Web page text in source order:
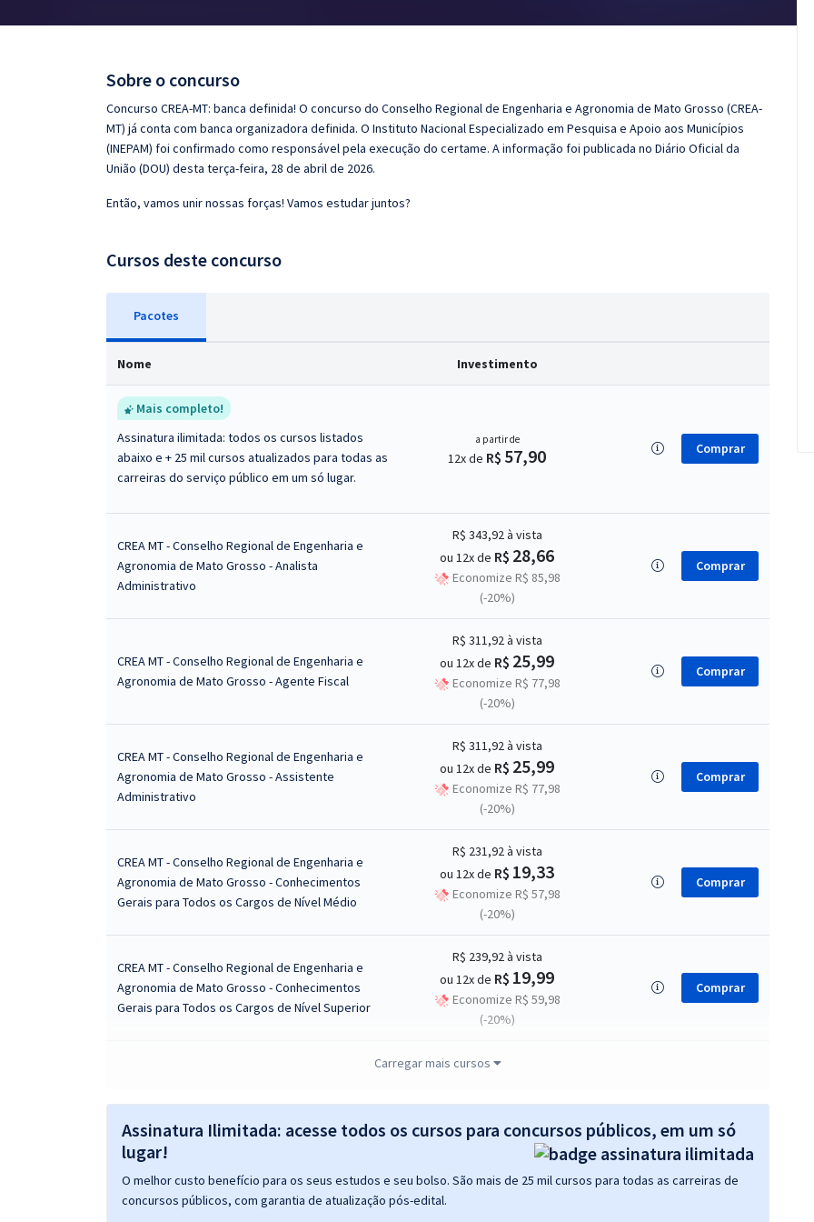
Sobre o concurso
Concurso CREA-MT: banca definida! O concurso do Conselho Regional de Engenharia e Agronomia de Mato Grosso (CREA-
MT) já conta com banca organizadora definida. O Instituto Nacional Especializado em Pesquisa e Apoio aos Municípios
(INEPAM) foi confirmado como responsável pela execução do certame. A informação foi publicada no Diário Oficial da
União (DOU) desta terça-feira, 28 de abril de 2026.
Então, vamos unir nossas forças! Vamos estudar juntos?
Cursos deste concurso
Pacotes
Nome Investimento
Mais completo!
Assinatura ilimitada: todos os cursos listados
abaixo e + 25 mil cursos atualizados para todas as
carreiras do serviço público em um só lugar.
a partir de
12x de R$ 57,90 Comprar
CREA MT - Conselho Regional de Engenharia e
Agronomia de Mato Grosso - Analista
Administrativo
R$ 343,92à vista
ou 12x de R$ 28,66
Economize R$ 85,98
(-20%)
Comprar
CREA MT - Conselho Regional de Engenharia e
Agronomia de Mato Grosso - Agente Fiscal
R$ 311,92à vista
ou 12x de R$ 25,99
Economize R$ 77,98
(-20%)
Comprar
CREA MT - Conselho Regional de Engenharia e
Agronomia de Mato Grosso - Assistente
Administrativo
R$ 311,92à vista
ou 12x de R$ 25,99
Economize R$ 77,98
(-20%)
Comprar
CREA MT - Conselho Regional de Engenharia e
Agronomia de Mato Grosso - Conhecimentos
Gerais para Todos os Cargos de Nível Médio
R$ 231,92à vista
ou 12x de R$ 19,33
Economize R$ 57,98
(-20%)
Comprar
CREA MT - Conselho Regional de Engenharia e
Agronomia de Mato Grosso - Conhecimentos
Gerais para Todos os Cargos de Nível Superior
R$ 239,92à vista
ou 12x de R$ 19,99
Economize R$ 59,98
(-20%)
Comprar
Agronomia de Mato Grosso - Analista Contábil
R$ 319,92
Economize R$ 79,98
(-20%)
CREA MT - Conselho Regional de Engenharia e
Agronomia de Mato Grosso - Conhecimentos
ou 12x de R$12,66
Carregar mais cursos
Assinatura Ilimitada: acesse todos os cursos para concursos públicos, em um só
lugar!
O melhor custo benefício para os seus estudos e seu bolso. São mais de 25 mil cursos para todas as carreiras de
concursos públicos, com garantia de atualização pós-edital.